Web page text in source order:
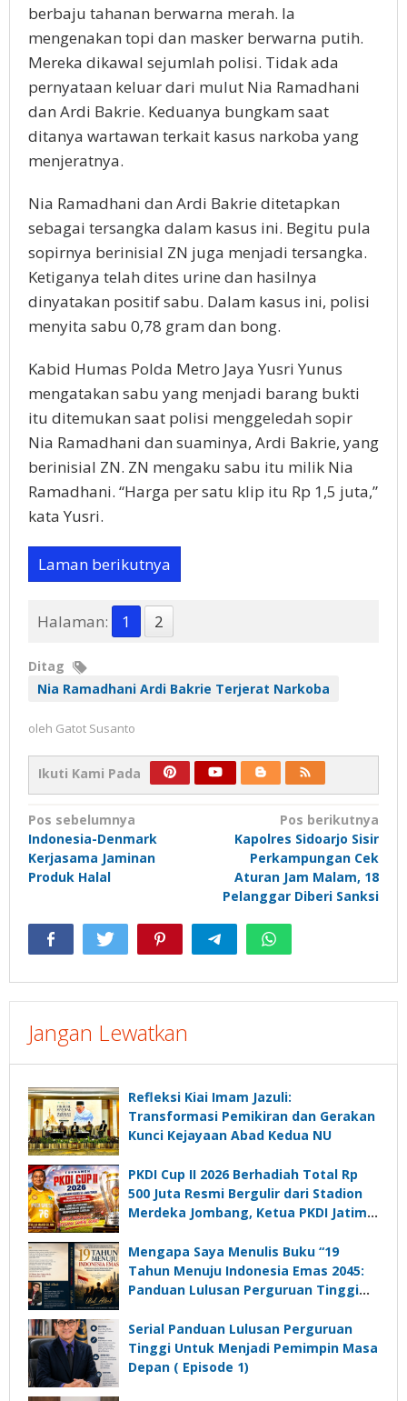
berbaju tahanan berwarna merah. Ia
mengenakan topi dan masker berwarna putih.
Mereka dikawal sejumlah polisi. Tidak ada
pernyataan keluar dari mulut Nia Ramadhani
dan Ardi Bakrie. Keduanya bungkam saat
ditanya wartawan terkait kasus narkoba yang
menjeratnya.
Nia Ramadhani dan Ardi Bakrie ditetapkan
sebagai tersangka dalam kasus ini. Begitu pula
sopirnya berinisial ZN juga menjadi tersangka.
Ketiganya telah dites urine dan hasilnya
dinyatakan positif sabu. Dalam kasus ini, polisi
menyita sabu 0,78 gram dan bong.
Kabid Humas Polda Metro Jaya Yusri Yunus
mengatakan sabu yang menjadi barang bukti
itu ditemukan saat polisi menggeledah sopir
Nia Ramadhani dan suaminya, Ardi Bakrie, yang
berinisial ZN. ZN mengaku sabu itu milik Nia
Ramadhani. “Harga per satu klip itu Rp 1,5 juta,”
kata Yusri.
Laman berikutnya
Halaman: 1 2
Ditag
Nia Ramadhani Ardi Bakrie Terjerat Narkoba
oleh Gatot Susanto
Ikuti Kami Pada
Navigasi
pos
Pos sebelumnya
Indonesia-Denmark
Kerjasama Jaminan
Produk Halal
Pos berikutnya
Kapolres Sidoarjo Sisir
Perkampungan Cek
Aturan Jam Malam, 18
Pelanggar Diberi Sanksi
Jangan Lewatkan
Refleksi Kiai Imam Jazuli:
Transformasi Pemikiran dan Gerakan
Kunci Kejayaan Abad Kedua NU
PKDI Cup II 2026 Berhadiah Total Rp
500 Juta Resmi Bergulir dari Stadion
Merdeka Jombang, Ketua PKDI Jatim:
Komunikasi Kades untuk Memajukan
Desa
Mengapa Saya Menulis Buku “19
Tahun Menuju Indonesia Emas 2045:
Panduan Lulusan Perguruan Tinggi
Depan”?
Serial Panduan Lulusan Perguruan
Tinggi Untuk Menjadi Pemimpin Masa
Depan ( Episode 1)